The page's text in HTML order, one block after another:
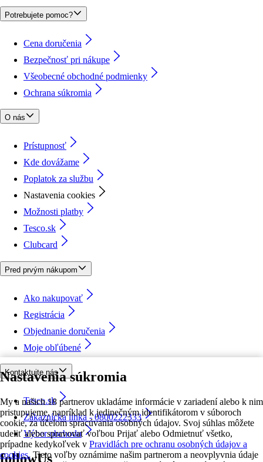
Nastavenia súkromia
My a našich 18 partnerov ukladáme informácie v zariadení alebo k nim
pristupujeme, napríklad k jedinečným identifikátorom v súboroch
cookie, za účelom spracúvania osobných údajov. Svoj súhlas môžete
udeliť alebo spravovať voľbou Prijať alebo Odmietnuť všetko,
prípadne kedykoľvek v Pravidlách pre ochranu osobných údajov a
cookies. Tieto voľby oznámime našim partnerom a neovplyvnia údaje
Potrebujete pomoc?
Cena doručenia
Bezpečnosť pri nákupe
Všeobecné obchodné podmienky
Ochrana súkromia
O nás
Prístupnosť
Kde dovážame
Poplatok za službu
Nastavenia cookies
Možnosti platby
Tesco.sk
Clubcard
Pred prvým nákupom
Ako nakupovať
Registrácia
Objednanie doručenia
Moje obľúbené
Kontaktujte nás
Tesco.sk
Zákaznícka linka - 0800222333
Výber obchodu
followUs